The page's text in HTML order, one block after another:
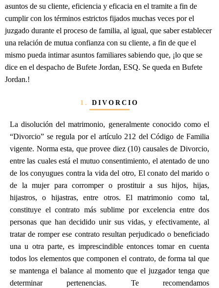
asuntos de su cliente, eficiencia y eficacia en el tramite a fin de
cumplir con los términos estrictos fijados muchas veces por el
juzgado durante el proceso de familia, al igual, que saber establecer
una relación de mutua confianza con su cliente, a fin de que el
mismo pueda intimar asuntos familiares sabiendo que, ¡lo que se
dice en el despacho de Bufete Jordan, ESQ. Se queda en Bufete
Jordan.!
1. DIVORCIO
La disolución del matrimonio, generalmente conocido como el
“Divorcio” se regula por el artículo 212 del Código de Familia
vigente. Norma esta, que provee diez (10) causales de Divorcio,
entre las cuales está el mutuo consentimiento, el atentado de uno
de los conyugues contra la vida del otro, El conato del marido o
de la mujer para corromper o prostituir a sus hijos, hijas,
hijastros, o hijastras, entre otros. El matrimonio como tal,
constituye el contrato más sublime por excelencia entre dos
personas que han decidido unir sus vidas, y efectivamente, al
tratar de romper ese contrato resultan perjudicado o beneficiado
una u otra parte, es imprescindible entonces tomar en cuenta
todos los elementos que componen el contrato, de forma tal que
se mantenga el balance al momento que el juzgador tenga que
determinar pertenencias. Te recomendamos